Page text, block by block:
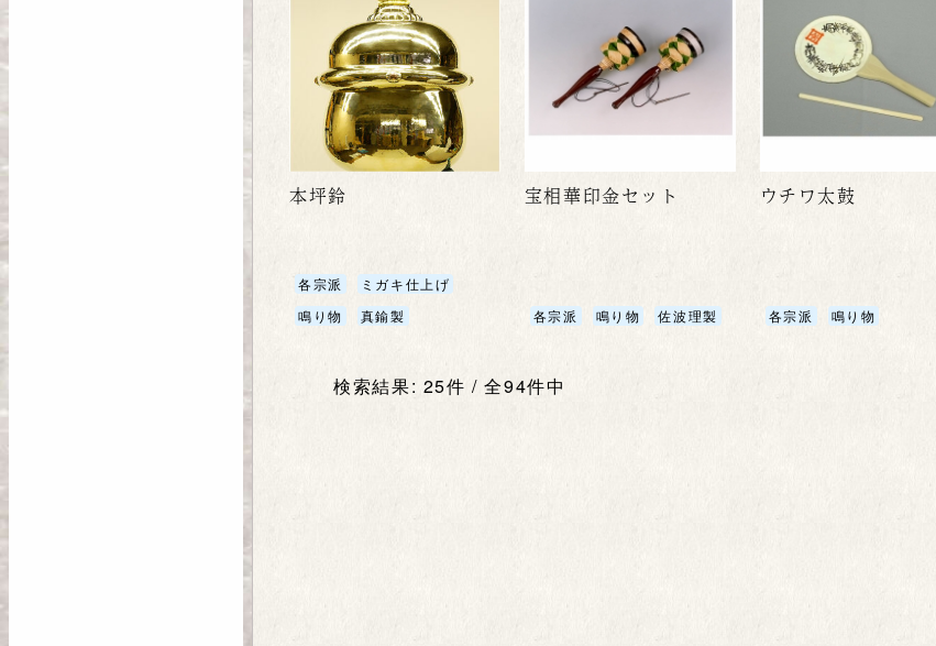
本坪鈴
各宗派
ミガキ仕上げ
鳴り物
真鍮製
宝相華印金セット
各宗派 鳴り物 佐波理製
ウチワ太鼓
各宗派 鳴り物
検索結果: 25件 / 全94件中